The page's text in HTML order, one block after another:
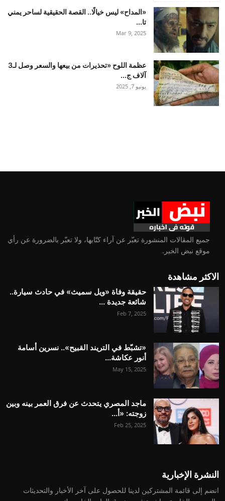
«المداح» ليس خيالًا.. القصة الحقيقية لساحر يمني
تا...
Mar 9, 2025
عظمة اللوح «تحذيرات من بيعها والسعر وصل لـ3
آلاف ج...
يونيو 7, 2025
جميع المقالات المنشورة تعبّر عن آراء كتّابها، ولا تعبّر بالضرورة عن رأي
موقع نبض الخبر.
الاكثر مشاهدة
حقيقة وفاة «ويل سميث» في حادث سيارة..
شائعة جديدة ...
Feb 7, 2025
«تشبّط في التريند القبيح».. نسرين أسامة
أنور عكاشة...
May 15, 2025
ماجد المصري يتحدث عن فرق العمر بينه وبين
زوجته: «أ...
Feb 25, 2025
النشرة الإخبارية
انضم إلى قائمة المشتركين لدينا للحصول على آخر الأخبار والتحديثات